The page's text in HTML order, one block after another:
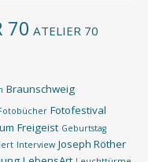
70 ATELIER 70
Braunschweig
Fotofestival
Freigeist Geburtstag
Interview Joseph Röther